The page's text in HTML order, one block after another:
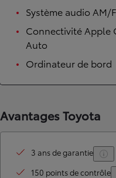
Système audio AM/
Connectivité Apple
Auto
Ordinateur de bord
Avantages Toyota
3 ans de garantie
150 points de contrôle